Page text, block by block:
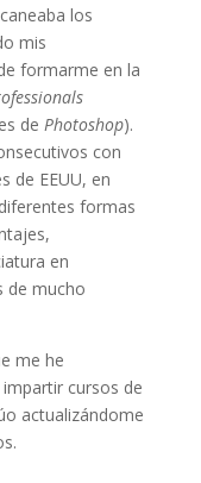
los
mis
formarme en la
de Photoshop).
con
de EEUU, en
formas
en
de mucho
me he
cursos de
actualizándome